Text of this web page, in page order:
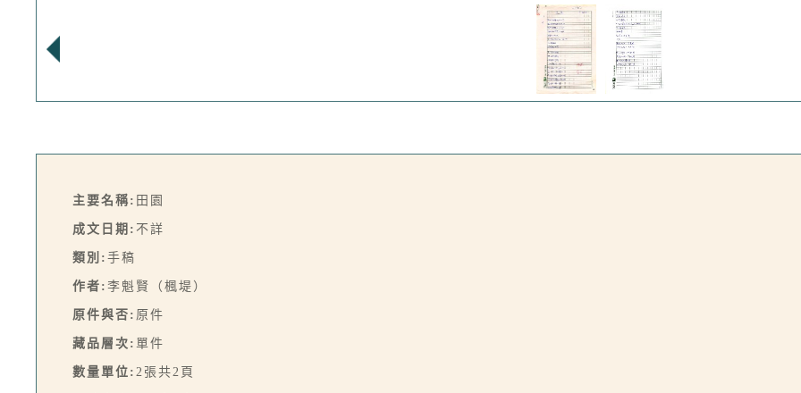
主要名稱: 田園
成文日期: 不詳
類別: 手稿
作者: 李魁賢（楓堤）
原件與否: 原件
藏品層次: 單件
數量單位: 2張共2頁